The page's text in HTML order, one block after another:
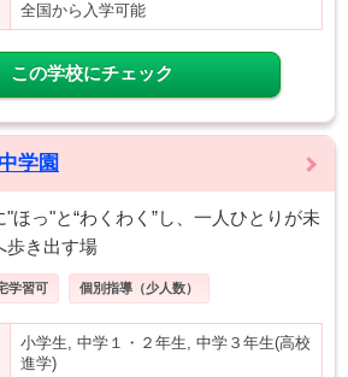
全国から入学可能
この学校にチェック
学園
"ほっ"と“わくわく”し、一人ひとりが未
歩き出す場
学習可 個別指導（少人数）
小学生, 中学１・２年生, 中学３年生(高校
進学)